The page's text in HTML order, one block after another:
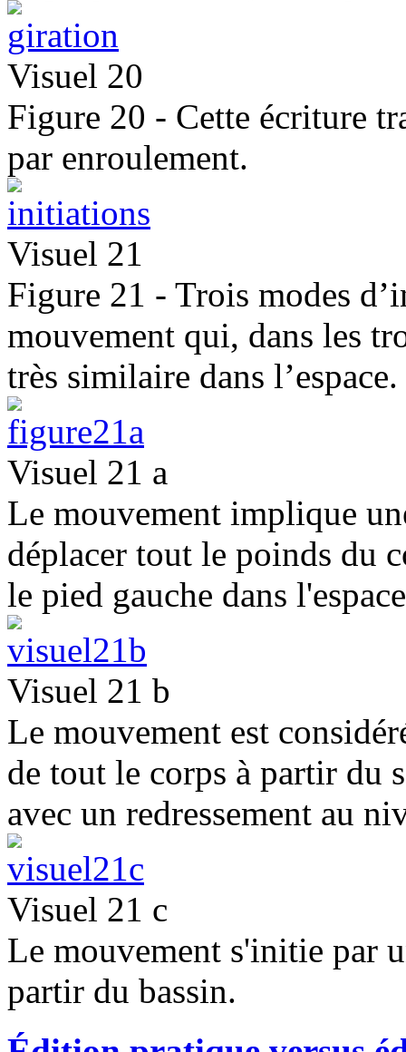
Visuel 20
Figure 20 - Cette écriture
par enroulement.
Visuel 21
Figure 21 - Trois modes
mouvement qui, dans les
très similaire dans l’espace.
Visuel 21 a
Le mouvement implique
déplacer tout le poinds du
le pied gauche dans
Visuel 21 b
Le mouvement est
de tout le corps à partir du
avec un redressement au
Visuel 21 c
Le mouvement s'initie par
partir du bassin.